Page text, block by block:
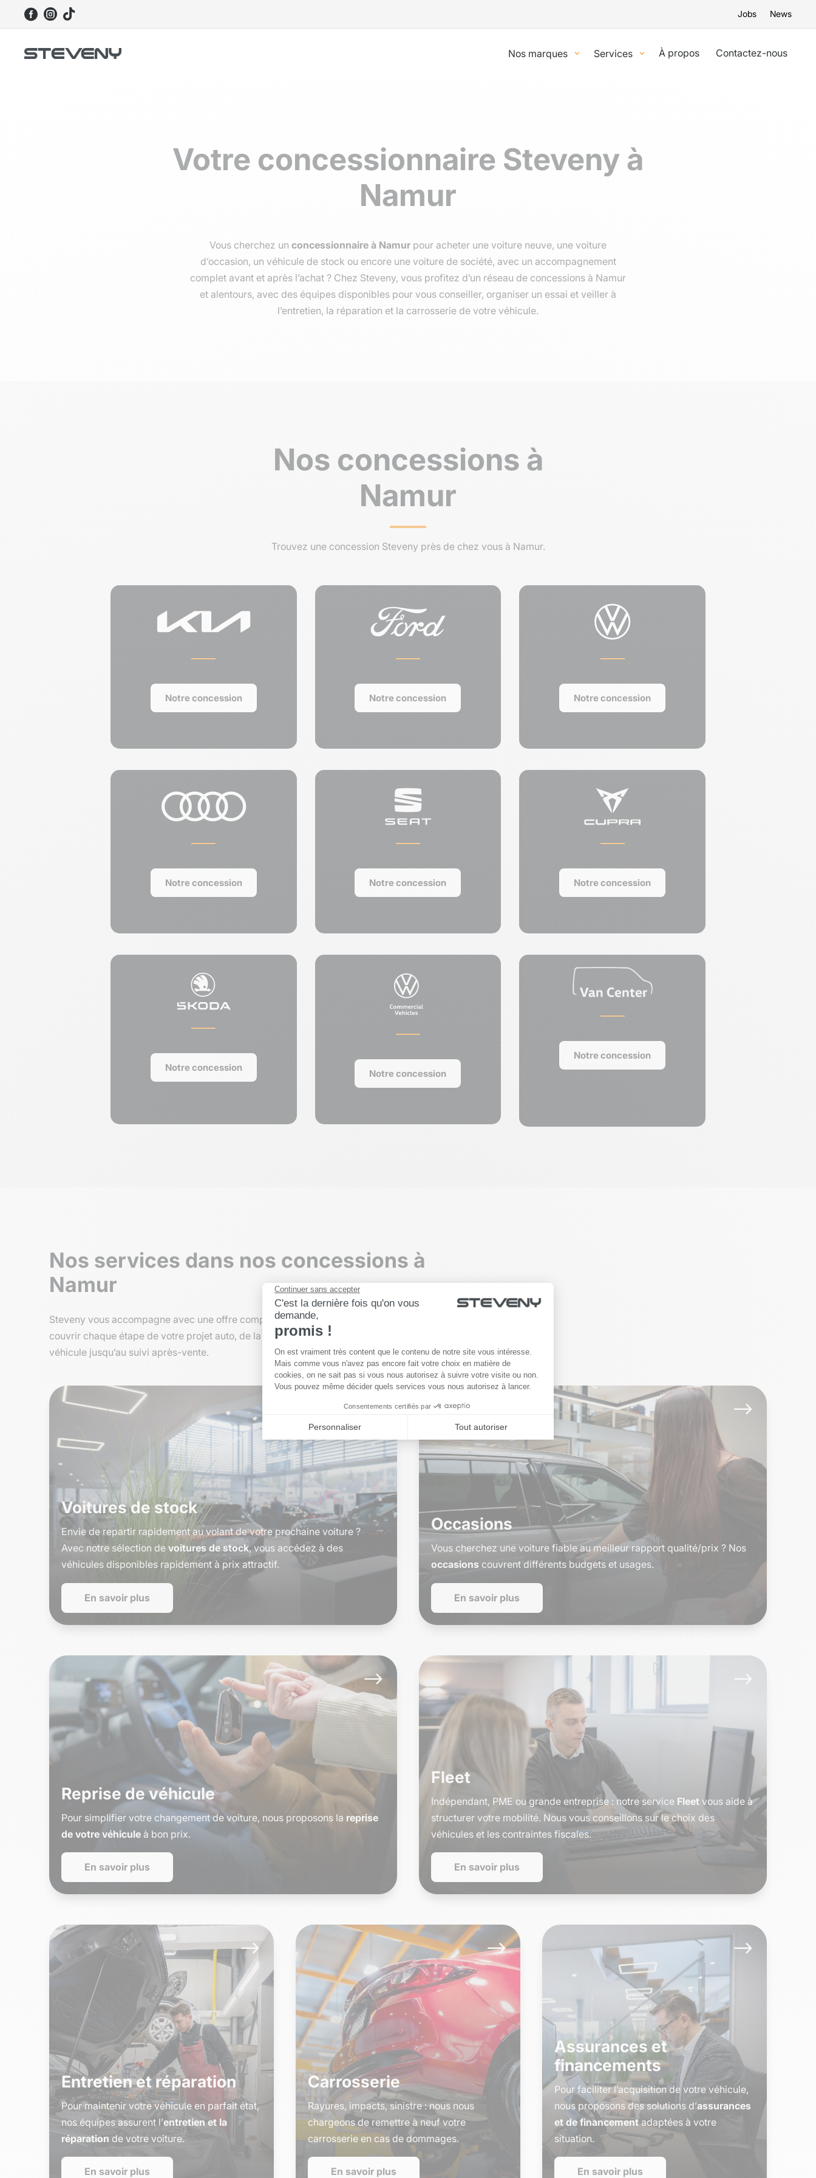
   Jobs News
Nos marques Services À propos Contactez-nous
Votre concessionnaire Steveny à
Namur
Vous cherchez un concessionnaire à Namur pour acheter une voiture neuve, une voiture
d’occasion, un véhicule de stock ou encore une voiture de société, avec un accompagnement
complet avant et après l’achat ? Chez Steveny, vous profitez d’un réseau de concessions à Namur
et alentours, avec des équipes disponibles pour vous conseiller, organiser un essai et veiller à
l’entretien, la réparation et la carrosserie de votre véhicule.
Nos concessions à
Namur
Trouvez une concession Steveny près de chez vous à Namur.
Notre concession Notre concession Notre concession
Notre concession Notre concession Notre concession
Notre concession
Notre concession
Notre concession
Nos services dans nos concessions à
Namur
Steveny vous accompagne avec une offre complète, pensée pour
couvrir chaque étape de votre projet auto, de la recherche du
véhicule jusqu’au suivi après-vente.
$
Voitures de stock
Envie de repartir rapidement au volant de votre prochaine voiture ?
Avec notre sélection devoitures de stock, vous accédez à des
véhicules disponibles rapidement à prix attractif.
En savoir plus
$
Occasions
Vous cherchez une voiture fiable au meilleur rapport qualité/prix ? Nos
occasionscouvrent différents budgets et usages.
En savoir plus
$
Reprise de véhicule
Pour simplifier votre changement de voiture, nous proposons la reprise
de votre véhicule à bon prix.
En savoir plus
$
Fleet
Indépendant, PME ou grande entreprise : notre service Fleetvous aide à
structurer votre mobilité. Nous vous conseillons sur le choix des
véhicules et les contraintes fiscales.
En savoir plus
$
Entretien et réparation
Pour maintenir votre véhicule en parfait état,
nos équipes assurent l’entretien et la
réparation de votre voiture.
En savoir plus
$
Carrosserie
Rayures, impacts, sinistre : nous nous
chargeons de remettre à neuf votre
carrosserie en cas de dommages.
En savoir plus
$
Assurances et
financements
Pour faciliter l’acquisition de votre véhicule,
nous proposons des solutions d’assurances
et de financementadaptées à votre
situation.
En savoir plus